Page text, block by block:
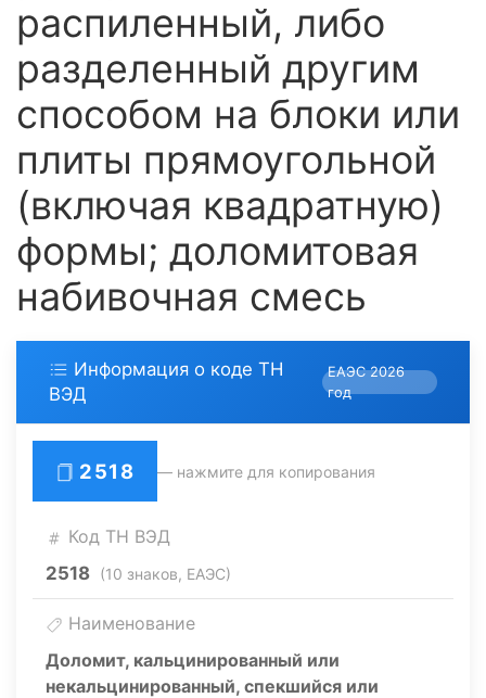
распиленный, либо
разделенный другим
способом на блоки или
плиты прямоугольной
(включая квадратную)
формы; доломитовая
набивочная смесь
Информация о коде ТН
ВЭД
ЕАЭС 2026
год
2518 — нажмите для копирования
Код ТН ВЭД
2518 (10 знаков, ЕАЭС)
Наименование
Доломит, кальцинированный или
некальцинированный, спекшийся или